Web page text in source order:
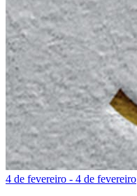
4 de fevereiro - 4 de fevereiro